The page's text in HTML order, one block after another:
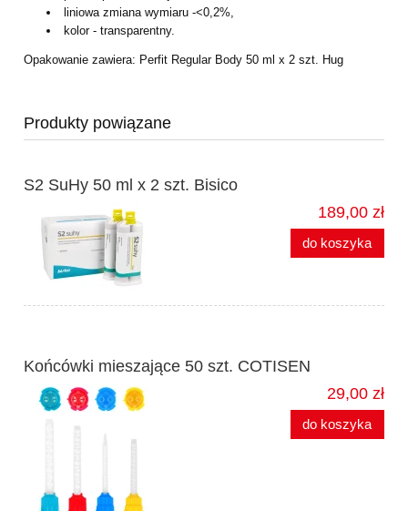
liniowa zmiana wymiaru -<0,2%,
kolor - transparentny.
Opakowanie zawiera: Perfit Regular Body 50 ml x 2 szt. Hug
Produkty powiązane
S2 SuHy 50 ml x 2 szt. Bisico
189,00 zł
do koszyka
Końcówki mieszające 50 szt. COTISEN
29,00 zł
do koszyka